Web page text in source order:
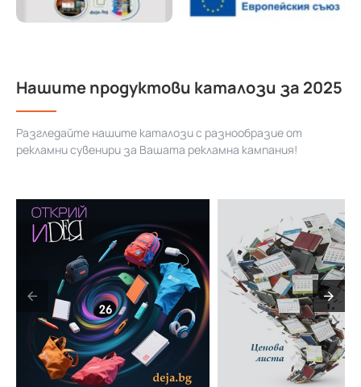
Нашите продуктови каталози за 2025
Разгледайте нашите каталози с разнообразие от